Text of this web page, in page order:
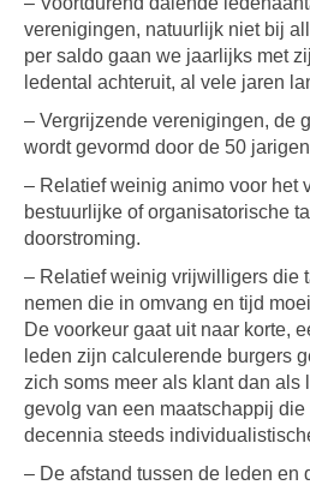
verenigingen, natuurlijk niet bij
per saldo gaan we jaarlijks met
ledental achteruit, al vele jaren
– Vergrijzende verenigingen, de
wordt gevormd door de 50
– Relatief weinig animo voor het
bestuurlijke of organisatorische
doorstroming.
– Relatief weinig vrijwilligers die
nemen die in omvang en tijd
De voorkeur gaat uit naar korte,
leden zijn calculerende burgers
zich soms meer als klant dan als
gevolg van een maatschappij
decennia steeds
– De afstand tussen de leden en